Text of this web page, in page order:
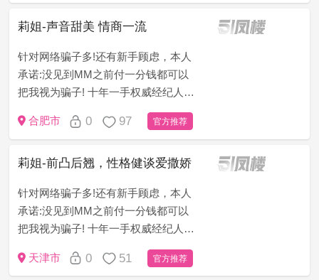
莉姐-声音甜美 情商一流
针对网络骗子多!还有新手顾虑，本人
承诺:没见到MM之前付一分钱都可以
把我视为骗子! 十年一手权威经纪人
（老司机秒懂）为了打消客户顾虑，
只做无套路，无定金，无押金，无办
合肥市 0 97 官方推荐
莉姐-前凸后翘，性格健谈爱撒娇
针对网络骗子多!还有新手顾虑，本人
承诺:没见到MM之前付一分钱都可以
把我视为骗子! 十年一手权威经纪人
（老司机秒懂）为了打消客户顾虑，
只做无套路，无定金，无押金，无办
天津市 0 51 官方推荐